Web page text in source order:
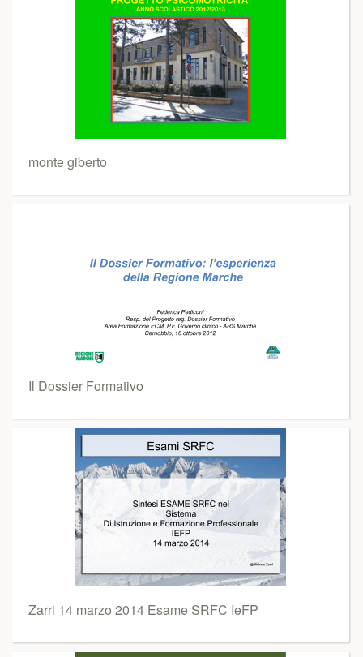
monte giberto
Il Dossier Formativo
Zarri 14 marzo 2014 Esame SRFC IeFP